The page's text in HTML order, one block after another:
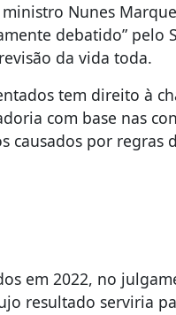
Nunes
debatido” pelo
da vida toda.
tem direito à
com base nas
por regras
em 2022, no
resultado serviria